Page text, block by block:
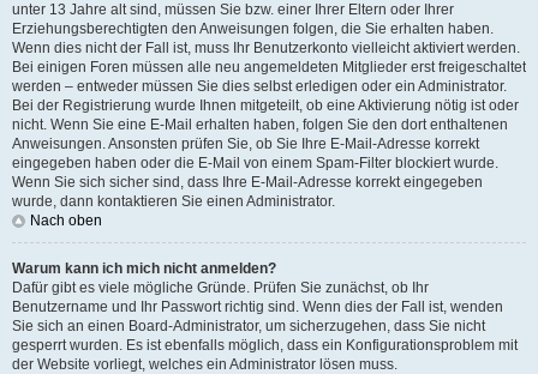
unter 13 Jahre alt sind, müssen Sie bzw. einer Ihrer Eltern oder Ihrer
Erziehungsberechtigten den Anweisungen folgen, die Sie erhalten haben.
Wenn dies nicht der Fall ist, muss Ihr Benutzerkonto vielleicht aktiviert werden.
Bei einigen Foren müssen alle neu angemeldeten Mitglieder erst freigeschaltet
werden – entweder müssen Sie dies selbst erledigen oder ein Administrator.
Bei der Registrierung wurde Ihnen mitgeteilt, ob eine Aktivierung nötig ist oder
nicht. Wenn Sie eine E-Mail erhalten haben, folgen Sie den dort enthaltenen
Anweisungen. Ansonsten prüfen Sie, ob Sie Ihre E-Mail-Adresse korrekt
eingegeben haben oder die E-Mail von einem Spam-Filter blockiert wurde.
Wenn Sie sich sicher sind, dass Ihre E-Mail-Adresse korrekt eingegeben
wurde, dann kontaktieren Sie einen Administrator.
Nach oben
Warum kann ich mich nicht anmelden?
Dafür gibt es viele mögliche Gründe. Prüfen Sie zunächst, ob Ihr
Benutzername und Ihr Passwort richtig sind. Wenn dies der Fall ist, wenden
Sie sich an einen Board-Administrator, um sicherzugehen, dass Sie nicht
gesperrt wurden. Es ist ebenfalls möglich, dass ein Konfigurationsproblem mit
der Website vorliegt, welches ein Administrator lösen muss.